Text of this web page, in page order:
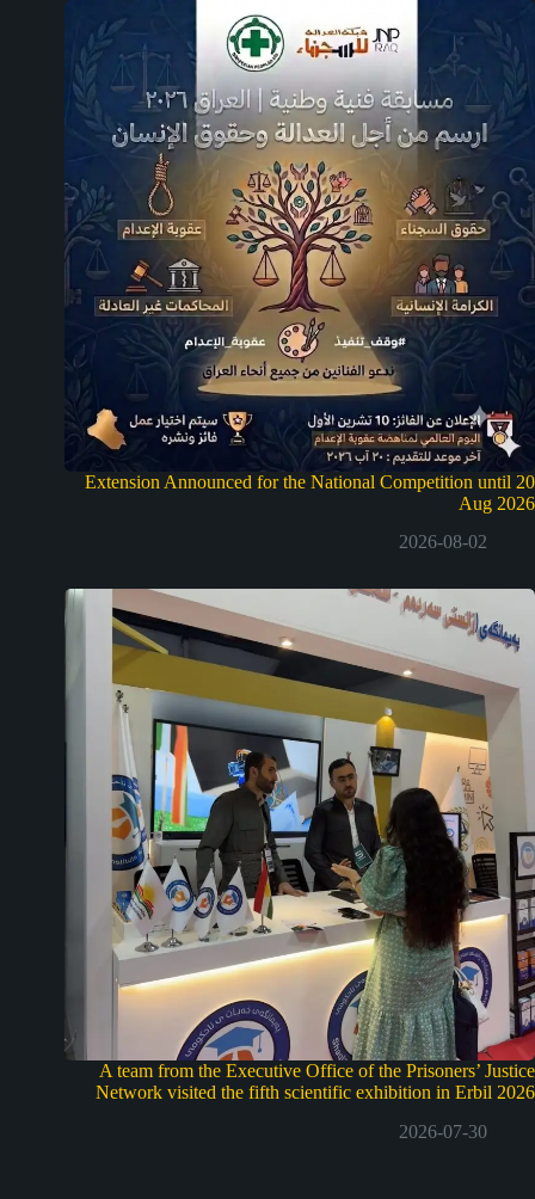
Extension Announced for the National Competition until 20
Aug 2026
2026-08-02
A team from the Executive Office of the Prisoners’ Justice
Network visited the fifth scientific exhibition in Erbil 2026
2026-07-30